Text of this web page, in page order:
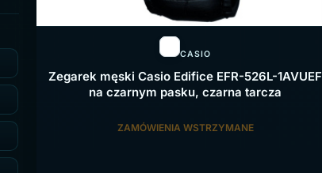
CASIO
Zegarek męski Casio Edifice EFR-526L-1AVUEF
na czarnym pasku, czarna tarcza
ZAMÓWIENIA WSTRZYMANE